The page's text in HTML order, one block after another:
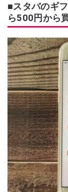
■スタバのギ
ら500円から